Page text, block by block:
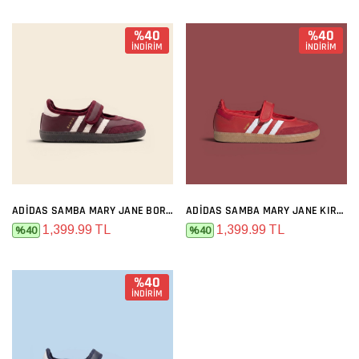
%40
İNDİRİM
ADIDAS SAMBA MARY JANE BORDO
%40 1,399.99 TL
%40
İNDİRİM
ADIDAS SAMBA MARY JANE KIRMIZI
%40 1,399.99 TL
%40
İNDİRİM